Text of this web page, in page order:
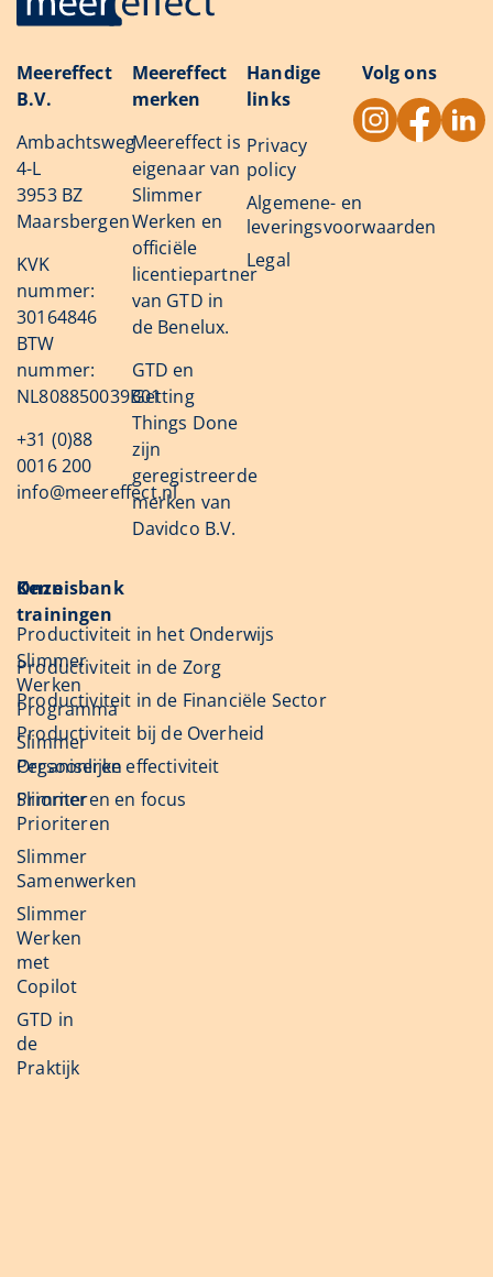
Meereffect
B.V.
Ambachtsweg
4-L
3953 BZ
Maarsbergen
KVK
nummer:
30164846
BTW
nummer:
NL808850039B01
+31 (0)88
0016 200
info@meereffect.nl
Meereffect
merken
Meereffect is
eigenaar van
Slimmer
Werken en
officiële
licentiepartner
van GTD in
de Benelux.
GTD en
Getting
Things Done
zijn
geregistreerde
merken van
Davidco B.V.
Handige
links
Privacy
policy
Algemene- en
leveringsvoorwaarden
Legal
Volg ons
Onze
trainingen
Slimmer
Werken
Programma
Slimmer
Organiseren
Slimmer
Prioriteren
Slimmer
Samenwerken
Slimmer
Werken
met
Copilot
GTD in
de
Praktijk
Kennisbank
Productiviteit in het Onderwijs
Productiviteit in de Zorg
Productiviteit in de Financiële Sector
Productiviteit bij de Overheid
Persoonlijke effectiviteit
Prioriteren en focus